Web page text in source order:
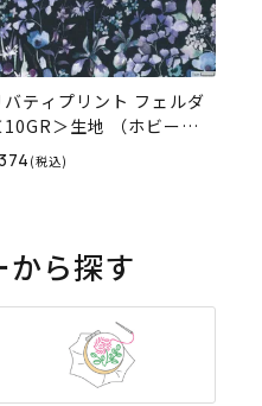
バティプリント フェルダ
10GR＞生地 （ホビーラ
ビーレオリジナル）2026
(税込)
から探す